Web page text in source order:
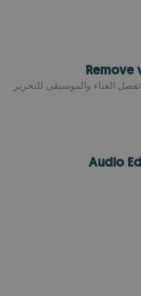
Remove
الغناء والموسيقى للتحرير
Audio